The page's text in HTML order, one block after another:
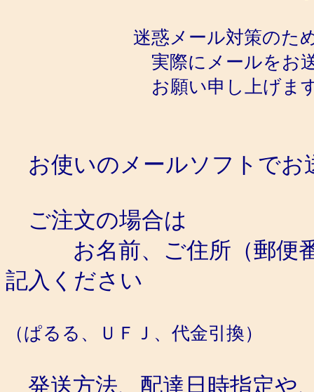
迷惑メール対策のため、ア
実際にメールをお送りいた
お願い申し上げま
お使いのメールソフトでお
ご注文の場合は
お名前、ご住所（郵便番
記入ください
（ぱるる、ＵＦＪ、代金引換）
発送方法、配達日時指定や